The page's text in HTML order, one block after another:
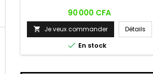
Prix
90 000 CFA
 Je veux commander Détails
 En stock